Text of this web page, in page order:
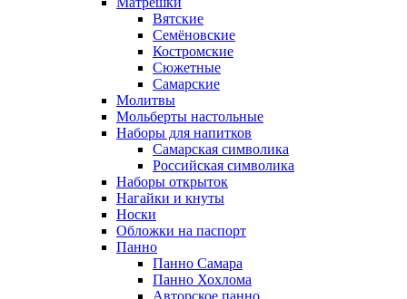
Вятские
Семёновские
Костромские
Сюжетные
Самарские
Молитвы
Мольберты настольные
Наборы для напитков
Самарская символика
Российская символика
Наборы открыток
Нагайки и кнуты
Носки
Обложки на паспорт
Панно
Панно Самара
Панно Хохлома
Авторское панно